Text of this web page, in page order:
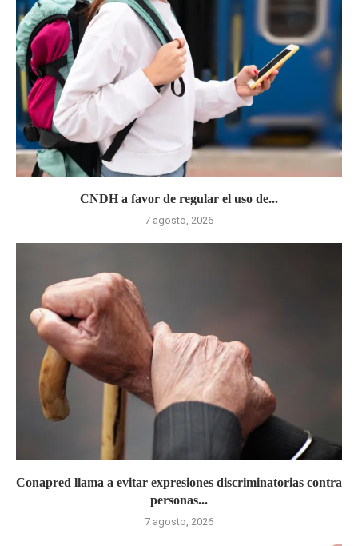
CNDH a favor de regular el uso de...
7 agosto, 2026
Conapred llama a evitar expresiones discriminatorias contra
personas...
7 agosto, 2026